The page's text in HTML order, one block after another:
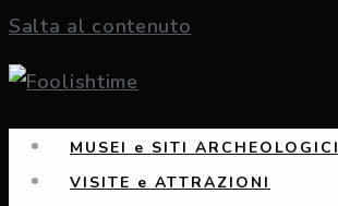
Salta al contenuto
MUSEI e SITI ARCHEOLOGICI
VISITE e ATTRAZIONI